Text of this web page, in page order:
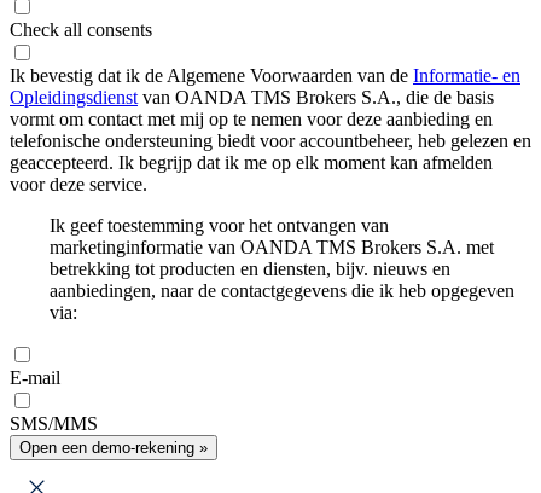
Check all consents
Ik bevestig dat ik de Algemene Voorwaarden van de Informatie- en
Opleidingsdienst van OANDA TMS Brokers S.A., die de basis
vormt om contact met mij op te nemen voor deze aanbieding en
telefonische ondersteuning biedt voor accountbeheer, heb gelezen en
geaccepteerd. Ik begrijp dat ik me op elk moment kan afmelden
voor deze service.
Ik geef toestemming voor het ontvangen van
marketinginformatie van OANDA TMS Brokers S.A. met
betrekking tot producten en diensten, bijv. nieuws en
aanbiedingen, naar de contactgegevens die ik heb opgegeven
via:
E-mail
SMS/MMS
Open een demo-rekening »